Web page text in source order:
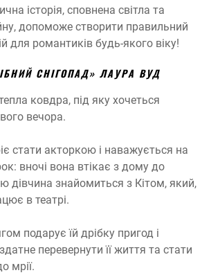
історія, сповнена світла та
допоможе створити правильний
для романтиків будь-якого віку!
СНІГОПАД» ЛАУРА ВУД
ковдра, під яку хочеться
вечора.
стати акторкою і наважується на
вночі вона втікає з дому до
дівчина знайомиться з Кітом, який,
в театрі.
подарує їй дрібку пригод і
перевернути її життя та стати
мрії.